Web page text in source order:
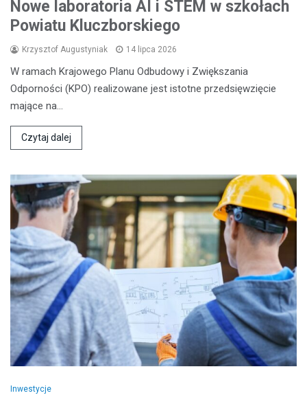
Nowe laboratoria AI i STEM w szkołach
Powiatu Kluczborskiego
Krzysztof Augustyniak 14 lipca 2026
W ramach Krajowego Planu Odbudowy i Zwiększania
Odporności (KPO) realizowane jest istotne przedsięwzięcie
mające na…
Czytaj dalej
Inwestycje